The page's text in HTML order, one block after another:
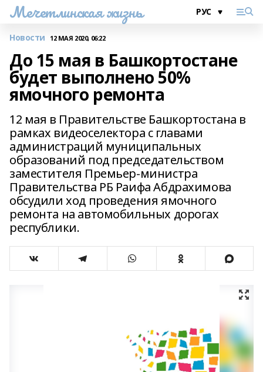
Мечетлинская жизнь
Новости 12 МАЯ 2020, 06:22
До 15 мая в Башкортостане
будет выполнено 50%
ямочного ремонта
12 мая в Правительстве Башкортостана в
рамках видеоселектора с главами
администраций муниципальных
образований под председательством
заместителя Премьер-министра
Правительства РБ Раифа Абдрахимова
обсудили ход проведения ямочного
ремонта на автомобильных дорогах
республики.